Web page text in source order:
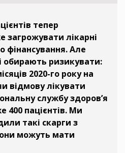
тепер
лікарні
фінансування. Але
обирають ризикувати:
2020-го року на
відмову лікувати
службу здоров’я
пацієнтів. Ми
такі скарги з
можуть мати